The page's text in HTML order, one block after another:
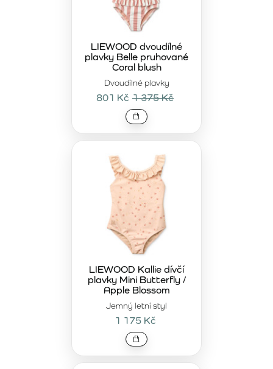
Dvoudílné plavky
LIEWOOD dvoudílné
plavky Belle pruhované
Coral blush
801 Kč 1 375 Kč
Jemný letní styl
LIEWOOD Kallie dívčí
plavky Mini Butterfly /
Apple Blossom
1 175 Kč